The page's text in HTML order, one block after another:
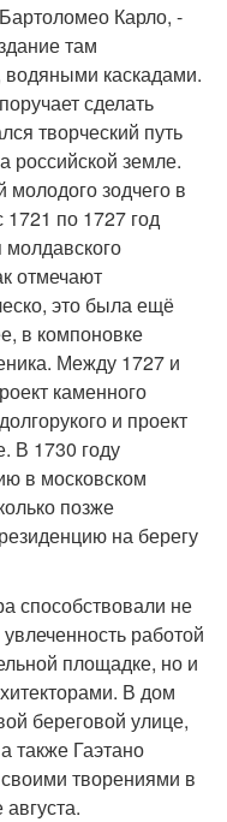
Карло, -
там
водяными каскадами.
сделать
творческий путь
российской земле.
зодчего в
1721 по 1727 год
отмечают
это была ещё
в компоновке
Между 1727 и
каменного
и проект
В 1730 году
в московском
позже
на берегу
способствовали не
работой
площадке, но и
В дом
береговой улице,
также Гаэтано
творениями в